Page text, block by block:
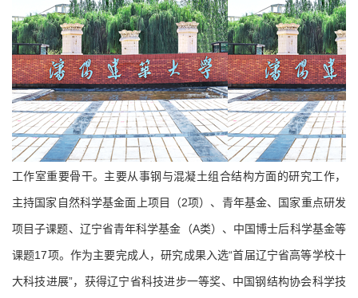
筑大学土木工程学院院长。辽宁省杰出青年基金（青A）、辽宁省优
秀青年基金、辽宁青年科技奖获得者，“兴辽英才计划”青年拔尖人
才、辽宁省高等学校创新人才，辽宁省一流课程负责人，获得辽宁
省优秀科技工作、辽宁省优秀研究生导师、辽宁省青年建设科技
奖、沈阳市优秀科技工作者、沈阳市优秀研究生导师等荣誉，辽宁
省优秀科研团队、辽宁省高校黄大年式创新团队、辽宁省职工创新
工作室重要骨干。主要从事钢与混凝土组合结构方面的研究工作，
主持国家自然科学基金面上项目（2项）、青年基金、国家重点研发
项目子课题、辽宁省青年科学基金（A类）、中国博士后科学基金等
课题17项。作为主要完成人，研究成果入选“首届辽宁省高等学校十
大科技进展”，获得辽宁省科技进步一等奖、中国钢结构协会科学技